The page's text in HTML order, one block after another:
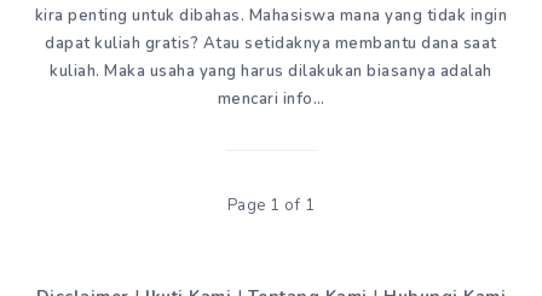
kira penting untuk dibahas. Mahasiswa mana yang tidak ingin
dapat kuliah gratis? Atau setidaknya membantu dana saat
kuliah. Maka usaha yang harus dilakukan biasanya adalah
mencari info…
Page 1 of 1